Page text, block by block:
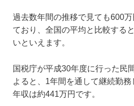
過去数年間の推移で見ても600
ており、全国の平均と比較する
いといえます。
国税庁が平成30年度に行った民
よると、1年間を通して継続勤
年収は約441万円です。